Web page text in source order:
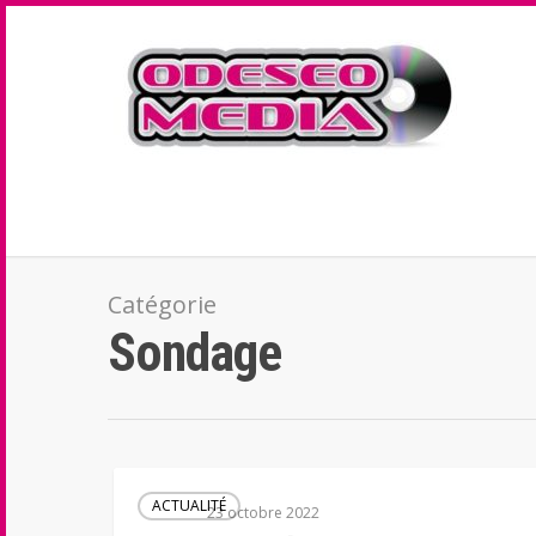
Catégorie
Sondage
ACTUALITÉ23 octobre 2022